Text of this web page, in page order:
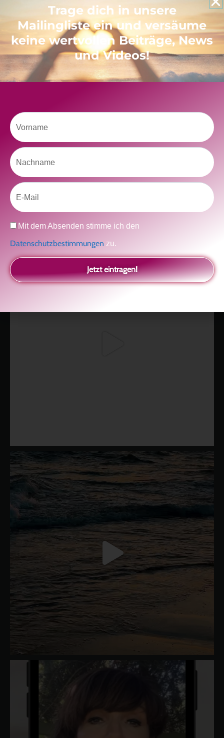
kolitscher.by.biotic
Kolitscher
Sisterlove
Trage dich in unsere
Mailingliste ein und versäume
keine wertvollen Beiträge, News
und Videos!
Vorname
Nachname
Email
Datenschutz
Mit dem Absenden stimme ich den
Datenschutzbestimmungen zu.
Jetzt eintragen!